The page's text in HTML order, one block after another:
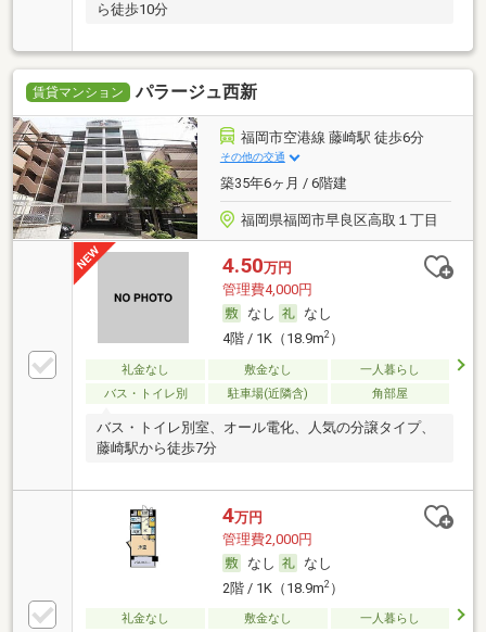
ら徒歩10分
賃貸マンション パラージュ西新
福岡市空港線 藤崎駅 徒歩6分
その他の交通
築35年6ヶ月 / 6階建
福岡県福岡市早良区高取１丁目
4.50万円
管理費4,000円
なし
なし
4階 / 1K（18.9m2）
礼金なし 敷金なし
一人暮らし
バス・トイレ別
駐車場(近隣含) 角部屋
バス・トイレ別室、オール電化、人気の分譲タイプ、
藤崎駅から徒歩7分
4万円
管理費2,000円
なし
なし
2階 / 1K（18.9m2）
礼金なし 敷金なし
一人暮らし